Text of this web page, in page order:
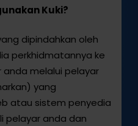
Kuki?
dipindahkan oleh
perkhidmatannya ke
melalui pelayar
yang
atau sistem penyedia
pelayar anda dan